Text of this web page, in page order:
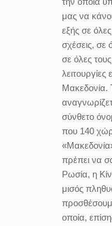
μας να
εξής σε όλες
σχέσεις, σε
σε όλες
λειτουργίες
Μακεδονία.
σύνθετο
που 140
πρέπει να
Ρωσία, η
μισός
οποία,